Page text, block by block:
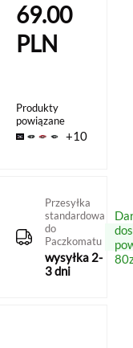
69.00
PLN
Produkty
powiązane
+10
Przesyłka
standardowa
do
Paczkomatu
wysyłka 2-
3 dni